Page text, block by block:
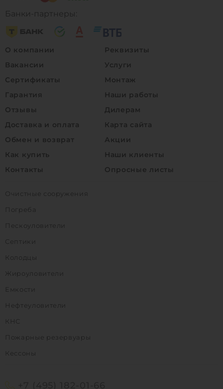
Банки-партнеры:
О компании
Вакансии
Сертификаты
Гарантия
Отзывы
Доставка и оплата
Обмен и возврат
Как купить
Контакты
Реквизиты
Услуги
Монтаж
Наши работы
Дилерам
Карта сайта
Акции
Наши клиенты
Опросные листы
Очистные сооружения
Погреба
Пескоуловители
Септики
Колодцы
Жироуловители
Емкости
Нефтеуловители
КНС
Пожарные резервуары
Кессоны